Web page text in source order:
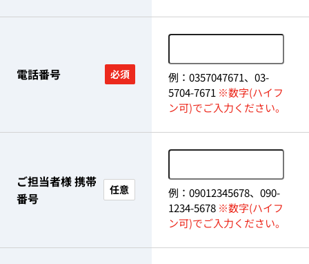
電話番号 必須
例：0357047671、03-
5704-7671 ※数字(ハイフ
ン可)でご入力ください。
ご担当者様 携帯
番号
任意
例：09012345678、090-
1234-5678 ※数字(ハイフ
ン可)でご入力ください。